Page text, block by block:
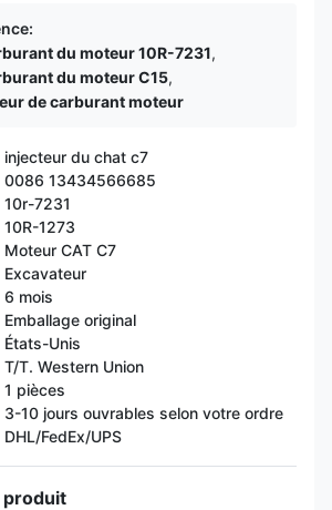
du moteur 10R-7231,
du moteur C15,
de carburant moteur
injecteur du chat c7
0086 13434566685
10r-7231
10R-1273
Moteur CAT C7
Excavateur
6 mois
Emballage original
États-Unis
T/T. Western Union
1 pièces
3-10 jours ouvrables selon votre ordre
DHL/FedEx/UPS
produit